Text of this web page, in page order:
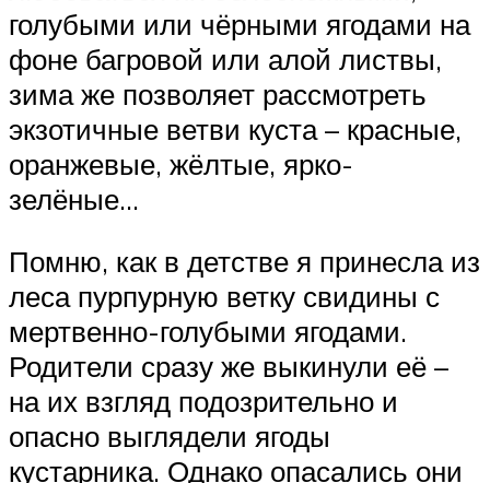
голубыми или чёрными ягодами на
фоне багровой или алой листвы,
зима же позволяет рассмотреть
экзотичные ветви куста – красные,
оранжевые, жёлтые, ярко-
зелёные…
Помню, как в детстве я принесла из
леса пурпурную ветку свидины с
мертвенно-голубыми ягодами.
Родители сразу же выкинули её –
на их взгляд подозрительно и
опасно выглядели ягоды
кустарника. Однако опасались они